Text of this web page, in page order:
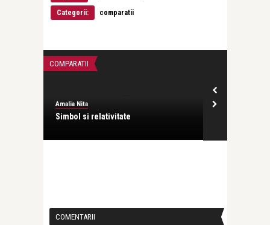
Categorii: comparatii
COMPARATII
Amalia Nita
Simbol si relativitate
COMENTARII